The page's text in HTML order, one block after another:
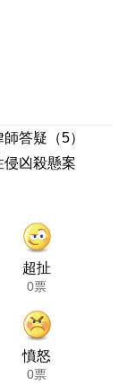
答疑（5）
凶殺懸案
超扯
0票
憤怒
0票